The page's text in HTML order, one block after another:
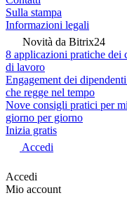
Sulla stampa
Informazioni legali
Novità da Bitrix24
8 applicazioni pratiche dei
di lavoro
Engagement dei
che regge nel tempo
Nove consigli pratici per
giorno per giorno
Inizia gratis
Accedi
Accedi
Mio account